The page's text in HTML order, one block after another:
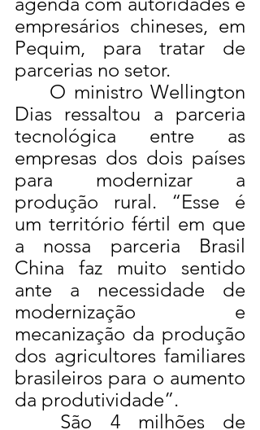
empresários chineses, em
Pequim, para tratar de
parcerias no setor.
Dias ressaltou a parceria
tecnológica entre as
empresas dos dois países
para modernizar a
produção rural. “Esse é
um território fértil em que
a nossa parceria Brasil
China faz muito sentido
ante a necessidade de
modernização e
mecanização da produção
dos agricultores familiares
brasileiros para o aumento
da produtividade”.